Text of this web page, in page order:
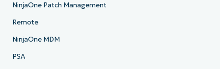
NinjaOne Patch Management
Remote
NinjaOne MDM
PSA